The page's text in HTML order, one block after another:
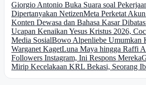
Giorgio Antonio Buka Suara soal
Dipertanyakan NetizenMeta Perketat
Konten Dewasa dan Bahasa Kasar
Ucapan Kenaikan Yesus Kristus 2026,
Media SosialBowo Alpenliebe Umumkan
Warganet KagetLuna Maya hingga Raffi
Followers Instagram, Ini Respons Mereka
Mirip Kecelakaan KRL Bekasi, Seorang